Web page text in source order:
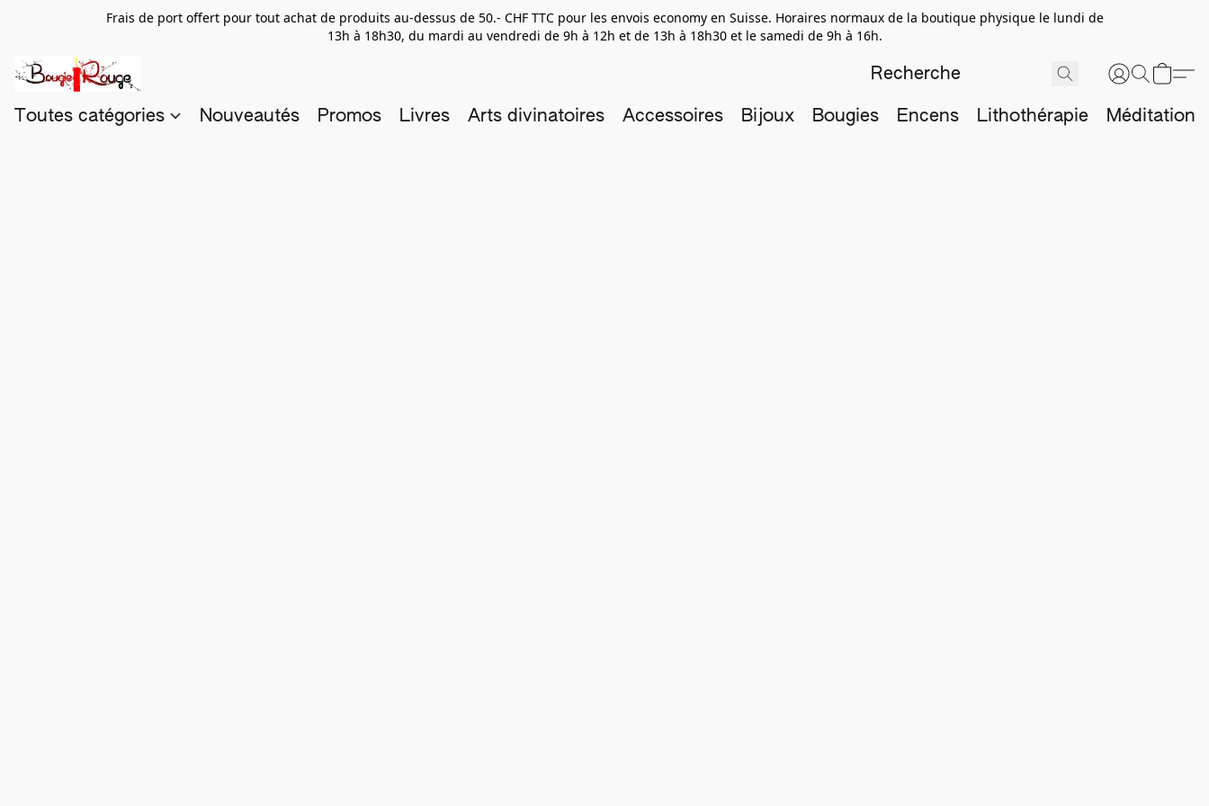
Frais de port offert pour tout achat de produits au-dessus de 50.- CHF TTC pour les envois economy en Suisse. Horaires normaux de la boutique physique le lundi de
13h à 18h30, du mardi au vendredi de 9h à 12h et de 13h à 18h30 et le samedi de 9h à 16h.
Toutes catégories Nouveautés Promos Livres Arts divinatoires Accessoires Bijoux Bougies Encens Lithothérapie Méditation